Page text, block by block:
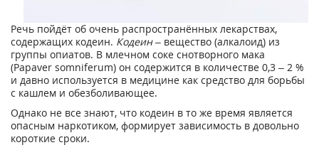
Речь пойдёт об очень распространённых лекарствах,
содержащих кодеин. Кодеин– вещество (алкалоид) из
группы опиатов. В млечном соке снотворного мака
(Papaver somniferum) он содержится в количестве 0,3 – 2 %
и давно используется в медицине как средство для борьбы
с кашлем и обезболивающее.
Однако не все знают, что кодеин в то же время является
опасным наркотиком, формирует зависимость в довольно
короткие сроки.